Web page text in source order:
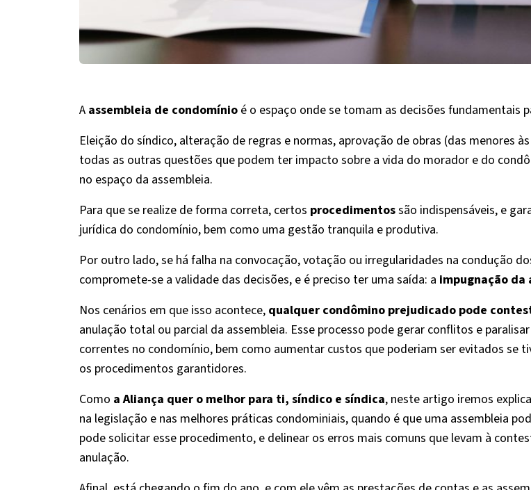
A assembleia de condomínio é o espaço onde se tomam as decisões fundamentais
Eleição do síndico, alteração de regras e normas, aprovação de obras (das menores
todas as outras questões que podem ter impacto sobre a vida do morador e do
no espaço da assembleia.
Para que se realize de forma correta, certos procedimentossão indispensáveis, e
jurídica do condomínio, bem como uma gestão tranquila e produtiva.
Por outro lado, se há falha na convocação, votação ou irregularidades na condução
compromete-se a validade das decisões, e é preciso ter uma saída: a impugnação da
Nos cenários em que isso acontece, qualquer condômino prejudicado pode
anulação total ou parcial da assembleia. Esse processo pode gerar conflitos e
correntes no condomínio, bem como aumentar custos que poderiam ser evitados se
os procedimentos garantidores.
Como a Aliança quer o melhor para ti, síndico e síndica, neste artigo iremos
na legislação e nas melhores práticas condominiais, quando é que uma assembleia
pode solicitar esse procedimento, e delinear os erros mais comuns que levam à
anulação.